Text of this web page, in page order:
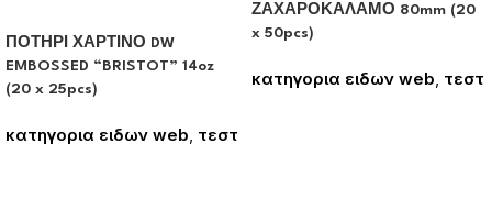
ΠΟΤΗΡΙ ΧΑΡΤΙΝΟ DW
EMBOSSED “BRISTOT” 14oz
(20 x 25pcs)
κατηγορια ειδων web τεστ
ΖΑΧΑΡΟΚΑΛΑΜΟ 80mm (20
x 50pcs)
κατηγορια ειδων web, τεστ